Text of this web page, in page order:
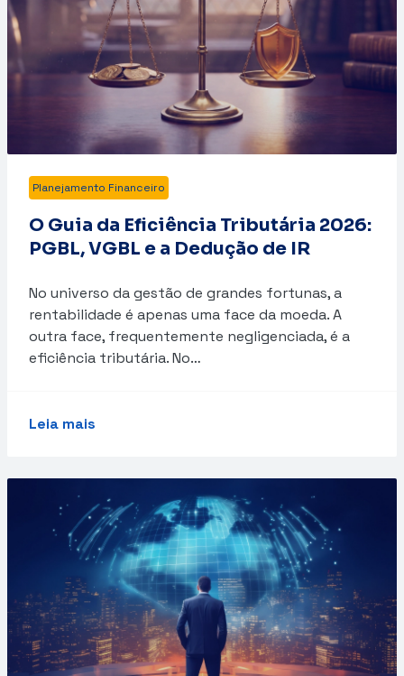
Planejamento Financeiro
O Guia da Eficiência Tributária 2026:
PGBL, VGBL e a Dedução de IR
No universo da gestão de grandes fortunas, a
rentabilidade é apenas uma face da moeda. A
outra face, frequentemente negligenciada, é a
eficiência tributária. No…
Leia mais